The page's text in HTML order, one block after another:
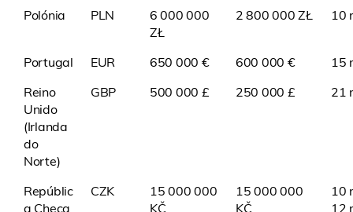
Polónia PLN
6 000 000
ZŁ
2 800 000 ZŁ 10
Portugal EUR 650 000 € 600 000 €
15
Reino
Unido
(Irlanda
do
Norte)
GBP 500 000 £ 250 000 £ 21
Repúblic
a Checa
CZK
15 000 000
KČ
15 000 000
KČ
10
12